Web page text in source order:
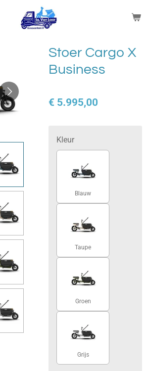
Stoer Cargo X
Business
€ 5.995,00
Kleur
Blauw
Taupe
Groen
Grijs